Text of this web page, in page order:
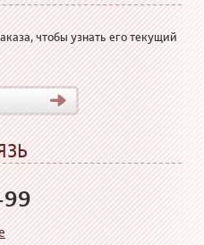
чтобы узнать его текущий